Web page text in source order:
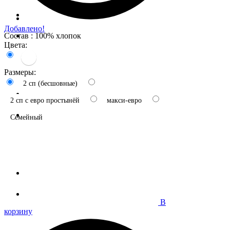
Добавлено!
Состав : 100% хлопок
Цвета:
Размеры:
2 сп (бесшовные)
2 сп с евро простынёй макси-евро
Семейный
В
корзину